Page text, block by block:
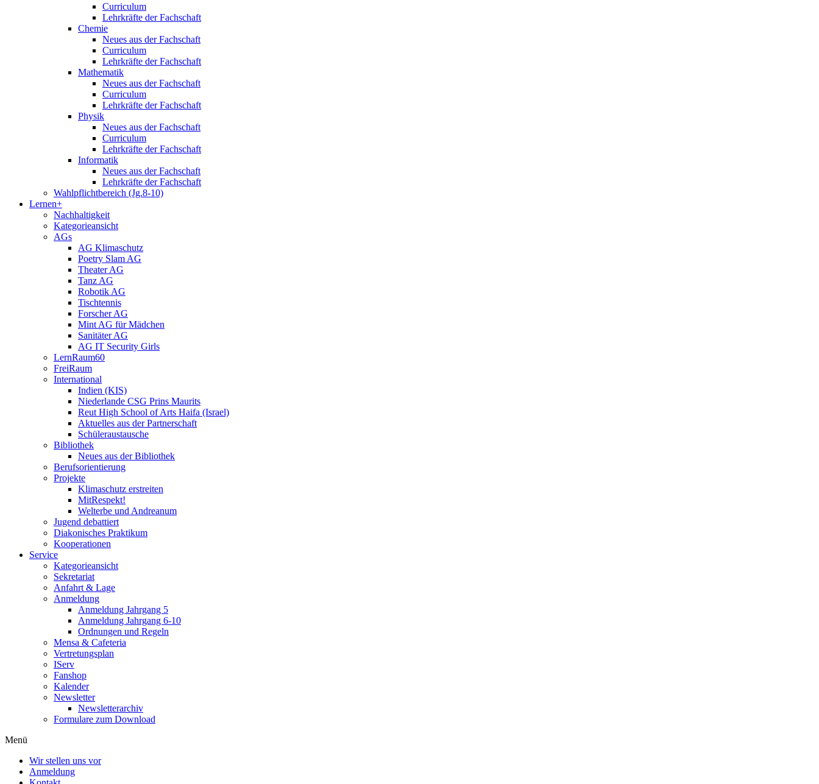
Curriculum
Lehrkräfte der Fachschaft
Chemie
Neues aus der Fachschaft
Curriculum
Lehrkräfte der Fachschaft
Mathematik
Neues aus der Fachschaft
Curriculum
Lehrkräfte der Fachschaft
Physik
Neues aus der Fachschaft
Curriculum
Lehrkräfte der Fachschaft
Informatik
Neues aus der Fachschaft
Lehrkräfte der Fachschaft
Wahlpflichtbereich (Jg.8-10)
Lernen+
Nachhaltigkeit
Kategorieansicht
AGs
AG Klimaschutz
Poetry Slam AG
Theater AG
Tanz AG
Robotik AG
Tischtennis
Forscher AG
Mint AG für Mädchen
Sanitäter AG
AG IT Security Girls
LernRaum60
FreiRaum
International
Indien (KIS)
Niederlande CSG Prins Maurits
Reut High School of Arts Haifa (Israel)
Aktuelles aus der Partnerschaft
Schüleraustausche
Bibliothek
Neues aus der Bibliothek
Berufsorientierung
Projekte
Klimaschutz erstreiten
MitRespekt!
Welterbe und Andreanum
Jugend debattiert
Diakonisches Praktikum
Kooperationen
Service
Kategorieansicht
Sekretariat
Anfahrt & Lage
Anmeldung
Anmeldung Jahrgang 5
Anmeldung Jahrgang 6-10
Ordnungen und Regeln
Mensa & Cafeteria
Vertretungsplan
IServ
Fanshop
Kalender
Newsletter
Newsletterarchiv
Formulare zum Download
Menü
Wir stellen uns vor
Anmeldung